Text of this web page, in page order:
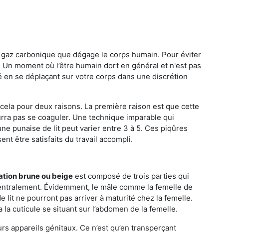
carbonique que dégage le corps humain. Pour éviter
moment où l’être humain dort en général et n'est pas
se déplaçant sur votre corps dans une discrétion
pour deux raisons. La première raison est que cette
pas se coaguler. Une technique imparable qui
punaise de lit peut varier entre 3 à 5. Ces piqûres
être satisfaits du travail accompli.
brune ou beige est composé de trois parties qui
Évidemment, le mâle comme la femelle de
lit ne pourront pas arriver à maturité chez la femelle.
cuticule se situant sur l’abdomen de la femelle.
appareils génitaux. Ce n’est qu’en transperçant